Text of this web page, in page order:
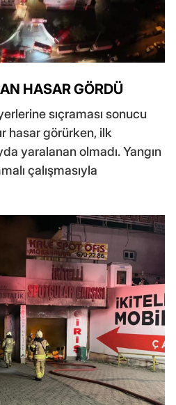
HASAR GÖRDÜ
sıçraması sonucu
hasar görürken, ilk
yaralanan olmadı. Yangın
çalışmasıyla